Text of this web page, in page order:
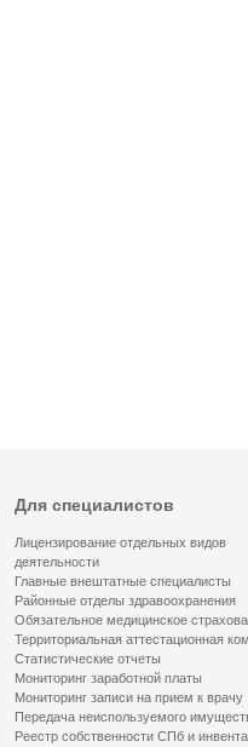
Для специалистов
Лицензирование отдельных видов
деятельности
Главные внештатные специалисты
Районные отделы здравоохранения
Обязательное медицинское
Территориальная аттестационная
Статистические отчеты
Мониторинг заработной платы
Мониторинг записи на прием к врачу
Передача неиспользуемого
Реестр собственности СПб и